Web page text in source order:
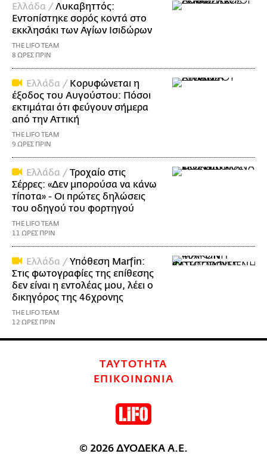
Ελλάδα /Λυκαβηττός:
Εντοπίστηκε σορός κοντά στο
εκκλησάκι των Αγίων Ισιδώρων
THE LIFO TEAM
8 ΩΡΕΣ ΠΡΙΝ
Ελλάδα / Κορυφώνεται η
έξοδος του Αυγούστου: Πόσοι
εκτιμάται ότι φεύγουν σήμερα
από την Αττική
THE LIFO TEAM
9 ΩΡΕΣ ΠΡΙΝ
Ελλάδα /Τροχαίο στις
Σέρρες: «Δεν μπορούσα να κάνω
τίποτα» - Οι πρώτες δηλώσεις
του οδηγού του φορτηγού
THE LIFO TEAM
11 ΩΡΕΣ ΠΡΙΝ
Ελλάδα /Υπόθεση Marfin:
Στις φωτογραφίες της επίθεσης
δεν είναι η εντολέας μου, λέει ο
δικηγόρος της 46χρονης
THE LIFO TEAM
12 ΩΡΕΣ ΠΡΙΝ
ΤΑΥΤΟΤΗΤΑ
ΕΠΙΚΟΙΝΩΝΙΑ
© 2026 ΔΥΟΔΕΚΑ Α.Ε.